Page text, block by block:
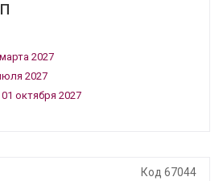
2027
2027
октября 2027
Код 67044